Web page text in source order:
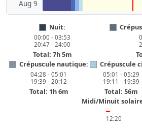
Aug 9
Nuit:
00:00 - 03:53
20:47 - 24:00
Total: 7h 5m
Crépuscule nautique:
04:28 - 05:01
19:39 - 20:12
Total: 1h 6m
Crépuscule
05:01 - 05:29
19:11 - 19:39
Total: 56m
Midi/Minuit
━
12:20